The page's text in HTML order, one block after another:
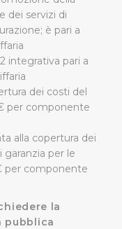
La chiusura del
delle
della
altri sistemi di
tecnici
della
dei servizi di
è pari a
integrativa pari a
dei costi del
per componente
alla copertura dei
per le
per componente
la
pubblica